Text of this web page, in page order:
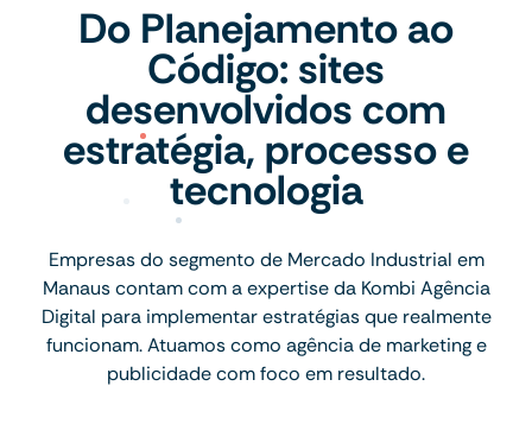
Do Planejamento ao
Código: sites
desenvolvidos com
estratégia, processo e
tecnologia
Empresas do segmento de Mercado Industrial em
Manaus contam com a expertise da Kombi Agência
Digital para implementar estratégias que realmente
funcionam. Atuamos como agência de marketing e
publicidade com foco em resultado.